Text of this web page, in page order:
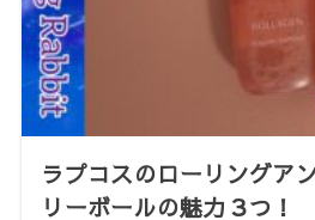
ラプコスのローリングア
リーボールの魅力３つ！